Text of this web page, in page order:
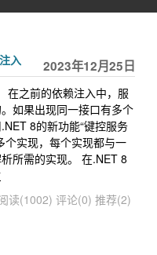
2023年12月25日
入
在之前的依赖注入中，服
如果出现同一接口有多个
8的新功能“键控服务
个实现，每个实现都与一
所需的实现。 在.NET 8
读(1002) 评论(0) 推荐(2)